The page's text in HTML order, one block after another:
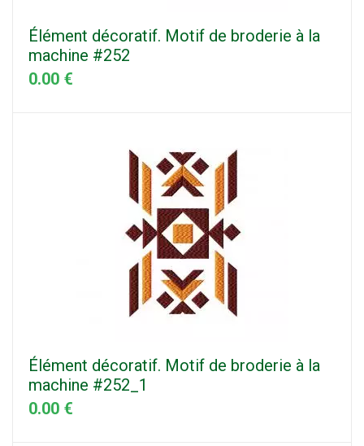
Élément décoratif. Motif de broderie à la
machine #252
0.00 €
Élément décoratif. Motif de broderie à la
machine #252_1
0.00 €